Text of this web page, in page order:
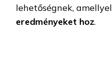
lehetőségnek, amellyel
eredményeket hoz.